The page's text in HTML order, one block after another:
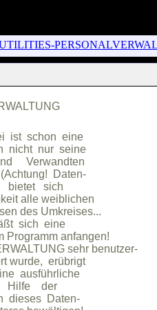
ist  schon  eine
nicht  nur  seine
Verwandten
Daten-
bietet   sich
alle weiblichen
des Umkreises...
sich  eine
Programm anfangen!
sehr benutzer-
wurde,  erübrigt
ausführliche
Hilfe    der
dieses  Daten-